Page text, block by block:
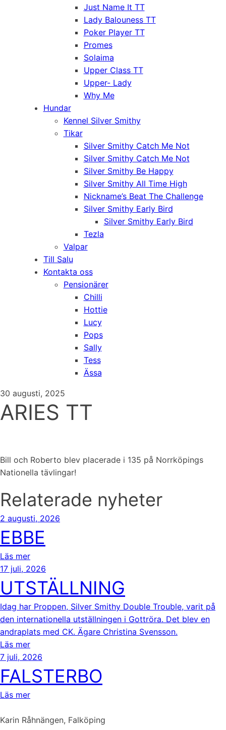
Just Name It TT
Lady Balouness TT
Poker Player TT
Promes
Solaima
Upper Class TT
Upper- Lady
Why Me
Hundar
Kennel Silver Smithy
Tikar
Silver Smithy Catch Me Not
Silver Smithy Catch Me Not
Silver Smithy Be Happy
Silver Smithy All Time High
Nickname’s Beat The Challenge
Silver Smithy Early Bird
Silver Smithy Early Bird
Tezla
Valpar
Till Salu
Kontakta oss
Pensionärer
Chilli
Hottie
Lucy
Pops
Sally
Tess
Ässa
30 augusti, 2025
ARIES TT
Bill och Roberto blev placerade i 135 på Norrköpings
Nationella tävlingar!
Relaterade nyheter
2 augusti, 2026
EBBE
Läs mer
17 juli, 2026
UTSTÄLLNING
Idag har Proppen, Silver Smithy Double Trouble, varit på
den internationella utställningen i Gottröra. Det blev en
andraplats med CK. Ägare Christina Svensson.
Läs mer
7 juli, 2026
FALSTERBO
Läs mer
Karin Råhnängen, Falköping